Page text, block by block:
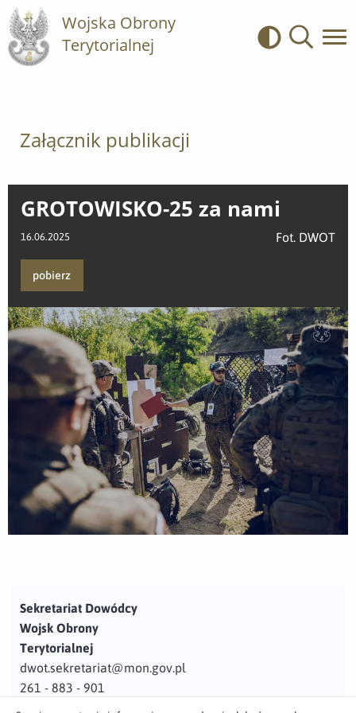
Wojska Obrony
Terytorialnej
Kontrast
Załącznik publikacji
GROTOWISKO-25 za nami
16.06.2025 Fot. DWOT
pobierz
Sekretariat Dowódcy
Wojsk Obrony
Terytorialnej
dwot.sekretariat@mon.gov.pl
261 - 883 - 901